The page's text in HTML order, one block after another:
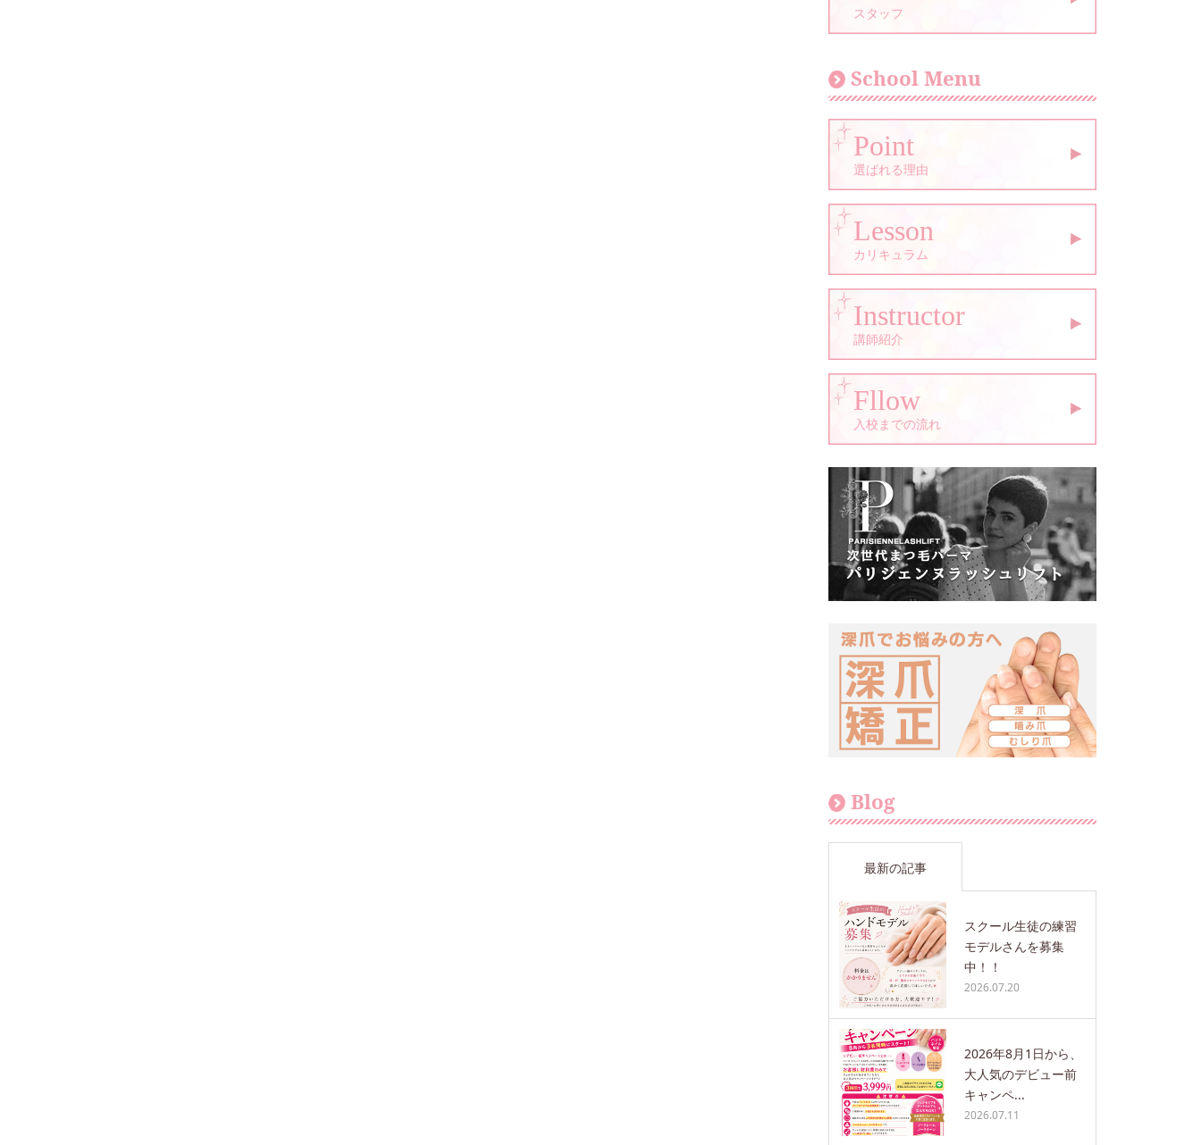
スタッフ
School Menu
Point
選ばれる理由
Lesson
カリキュラム
Instructor
講師紹介
Fllow
入校までの流れ
Blog
最新の記事
スクール生徒の練習
モデルさんを募集
中！！
2026.07.20
2026年8月1日から、
大人気のデビュー前
キャンペ...
2026.07.11